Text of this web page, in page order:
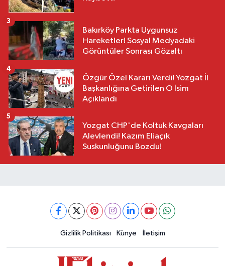
Bakırköy Parkta Uygunsuz
Hareketler! Sosyal Medyadaki
Görüntüler Sonrası Gözaltı
3
Özgür Özel Kararı Verdi! Yozgat İl
Başkanlığına Getirilen O İsim
Açıklandı
4
Yozgat CHP'de Koltuk Kavgaları
Alevlendi! Kazım Eliaçık
Suskunluğunu Bozdu!
5
Gizlilik Politikası Künye İletişim